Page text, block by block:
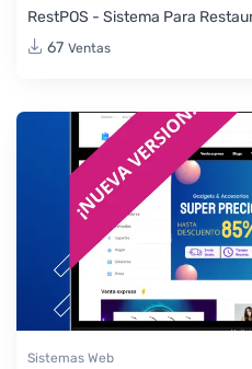
RestPOS - Sistema Para
67 Ventas
Sistemas Web